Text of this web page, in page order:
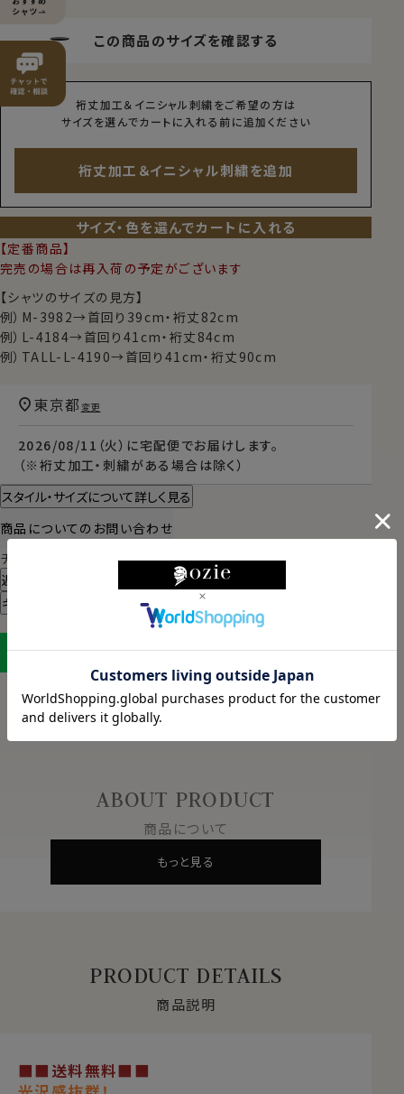
この商品のサイズを確認する
裄丈加工＆イニシャル刺繍をご希望の方は
サイズを選んでカートに入れる前に追加ください
裄丈加工＆イニシャル刺繍を追加
サイズ・色を選んでカートに入れる
【定番商品】
完売の場合は再入荷の予定がございます
【シャツのサイズの見方】
例）M-3982→首回り39cm・裄丈82cm
例）L-4184→首回り41cm・裄丈84cm
例）TALL-L-4190→首回り41cm・裄丈90cm
2026/08/11（火） に宅配便 でお届けします。
（※裄丈加工・刺繍がある場合は除く）
東京都 変更
スタイル・サイズについて詳しく見る
商品についてのお問い合わせ
チャットでお問い合わせ
返品・交換について
ギフトラッピングについて
LINEに保存する
ABOUT PRODUCT
商品について
もっと見る
PRODUCT DETAILS
商品説明
■■送料無料■■